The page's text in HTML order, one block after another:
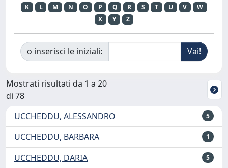
K
L M N O P Q R S T U V
W
X
Y Z
o inserisci le iniziali:
Mostrati risultati da 1 a 20
di 78
UCCHEDDU, ALESSANDRO
5
UCCHEDDU, BARBARA 1
UCCHEDDU, DARIA 5